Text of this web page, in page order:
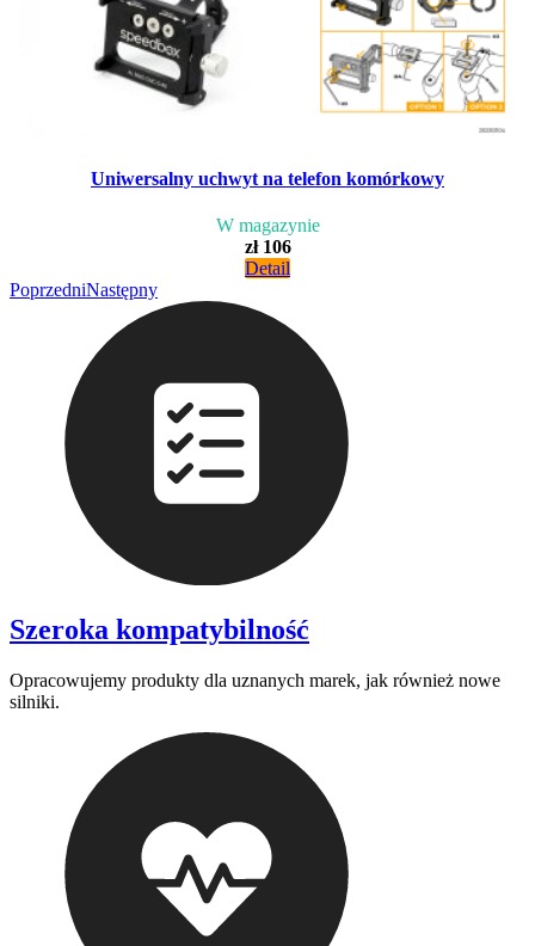
Uniwersalny uchwyt na telefon komórkowy
W magazynie
zł 106
Detail
PoprzedniNastępny
Szeroka kompatybilność
Opracowujemy produkty dla uznanych marek, jak również nowe
silniki.